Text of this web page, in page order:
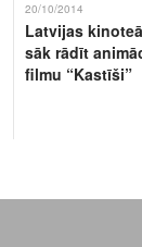
20/10/2014
Latvijas
sāk rādīt
filmu “Kastīši”